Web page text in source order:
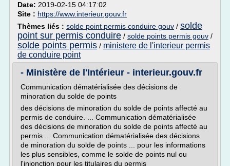
Date: 2019-02-15 04:17:02
Site : https://www.interieur.gouv.fr
Thèmes liés : solde point permis conduire gouv / solde
point sur permis conduire / solde points permis gouv /
solde points permis / ministere de l'interieur permis
de conduire point
- Ministère de l'Intérieur - interieur.gouv.fr
Communication dématérialisée des décisions de
minoration du solde de points
des décisions de minoration du solde de points affecté au
permis de conduire. ... Communication dématérialisée
des décisions de minoration du solde de points affecté au
permis ... Communication dématérialisée des décisions
de minoration du solde de points ... pour les informations
les plus sensibles, comme le solde de points nul ou
l'injonction pour les titulaires du permis